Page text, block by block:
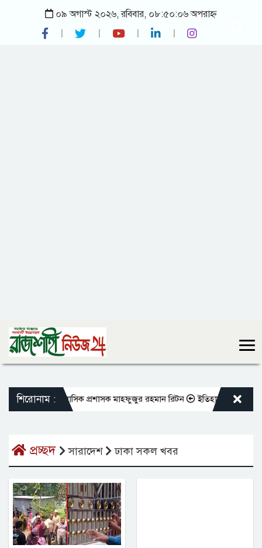
০৯ অগাস্ট ২০২৬, রবিবার, ০৮:৫০:০৬ অপরাহ্ন
শিরোনাম :
জানালেন রাসিক প্রশাসক মাহফুজুর রহমান রিটন ইতিহাস-ঐতিহ্যের সাক্ষী
প্রচ্ছদ সারাদেশ ঢাকা সকল খবর